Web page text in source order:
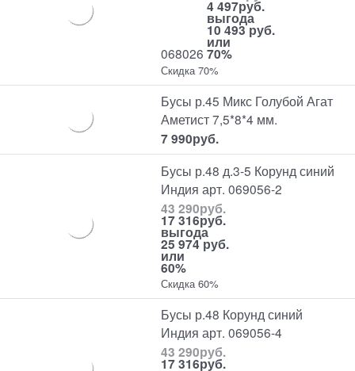
068026
4 497руб.
выгода
10 493 руб.
или
70%
Скидка 70%
Бусы р.45 Микс Голубой Агат
Аметист 7,5*8*4 мм.
7 990руб.
Бусы р.48 д.3-5 Корунд синий
Индия арт. 069056-2
43 290руб.
17 316руб.
выгода
25 974 руб.
или
60%
Скидка 60%
Бусы р.48 Корунд синий
Индия арт. 069056-4
43 290руб.
17 316руб.